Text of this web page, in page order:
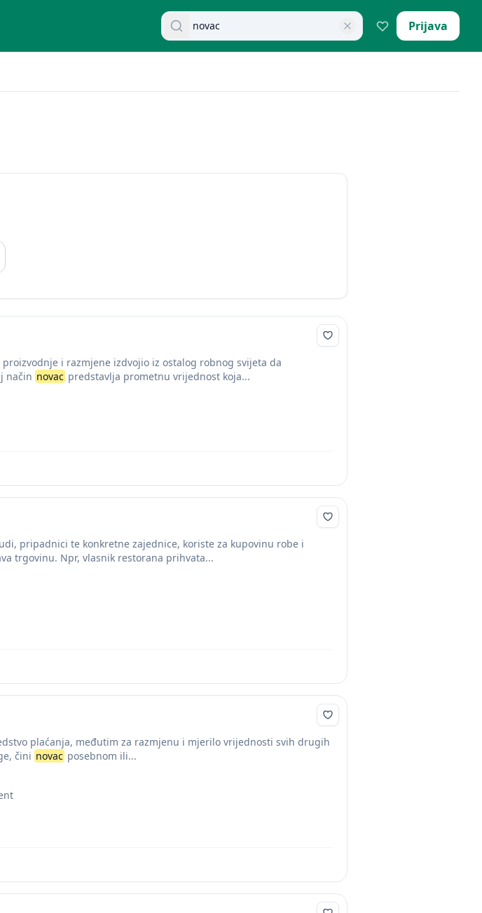
Pretraži dokumente Prijava
i razmjene izdvojio iz ostalog robnog svijeta da
način novac predstavlja prometnu vrijednost koja...
pripadnici te konkretne zajednice, koriste za kupovinu robe i
trgovinu. Npr, vlasnik restorana prihvata...
plaćanja, međutim za razmjenu i mjerilo vrijednosti svih drugih
čini novac posebnom ili...